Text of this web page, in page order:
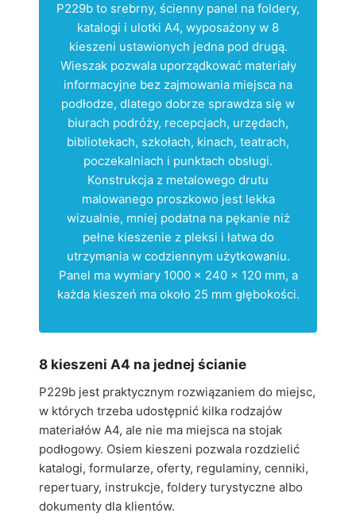
P229b to srebrny, ścienny panel na foldery,
katalogi i ulotki A4, wyposażony w 8
kieszeni ustawionych jedna pod drugą.
Wieszak pozwala uporządkować materiały
informacyjne bez zajmowania miejsca na
podłodze, dlatego dobrze sprawdza się w
biurach podróży, recepcjach, urzędach,
bibliotekach, szkołach, kinach, teatrach,
poczekalniach i punktach obsługi.
Konstrukcja z metalowego drutu
malowanego proszkowo jest lekka
wizualnie, mniej podatna na pękanie niż
pełne kieszenie z pleksi i łatwa do
utrzymania w codziennym użytkowaniu.
Panel ma wymiary 1000 x 240 x 120 mm, a
każda kieszeń ma około 25 mm głębokości.
8 kieszeni A4 na jednej ścianie
P229b jest praktycznym rozwiązaniem do miejsc,
w których trzeba udostępnić kilka rodzajów
materiałów A4, ale nie ma miejsca na stojak
podłogowy. Osiem kieszeni pozwala rozdzielić
katalogi, formularze, oferty, regulaminy, cenniki,
repertuary, instrukcje, foldery turystyczne albo
dokumenty dla klientów.